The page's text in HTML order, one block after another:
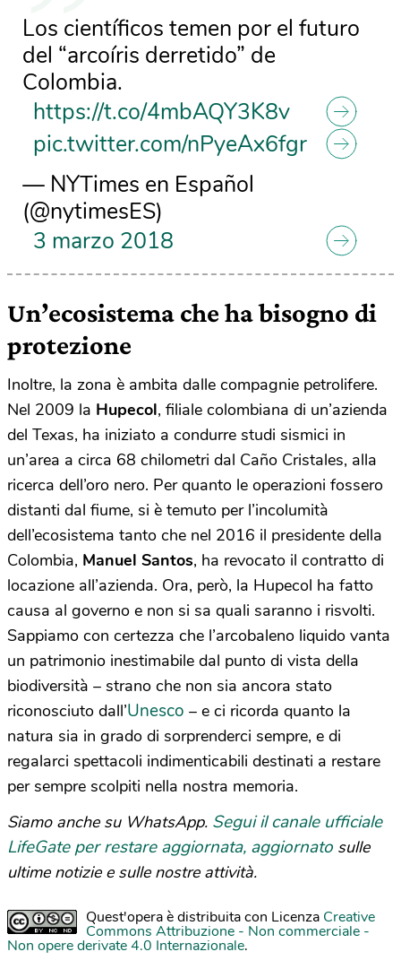
Los científicos temen por el futuro
del “arcoíris derretido” de
Colombia.
https://t.co/4mbAQY3K8v
pic.twitter.com/nPyeAx6fgr
— NYTimes en Español
(@nytimesES)
3 marzo 2018
Un’ecosistema che ha bisogno di
protezione
Inoltre, la zona è ambita dalle compagnie petrolifere.
Nel 2009 la Hupecol, filiale colombiana di un’azienda
del Texas, ha iniziato a condurre studi sismici in
un’area a circa 68 chilometri dal Caño Cristales, alla
ricerca dell’oro nero. Per quanto le operazioni fossero
distanti dal fiume, si è temuto per l’incolumità
dell’ecosistema tanto che nel 2016 il presidente della
Colombia, Manuel Santos, ha revocato il contratto di
locazione all’azienda. Ora, però, la Hupecol ha fatto
causa al governo e non si sa quali saranno i risvolti.
Sappiamo con certezza che l’arcobaleno liquido vanta
un patrimonio inestimabile dal punto di vista della
biodiversità – strano che non sia ancora stato
riconosciuto dall’Unesco – e ci ricorda quanto la
natura sia in grado di sorprenderci sempre, e di
regalarci spettacoli indimenticabili destinati a restare
per sempre scolpiti nella nostra memoria.
Siamo anche su WhatsApp. Segui il canale ufficiale
LifeGate per restare aggiornata, aggiornato sulle
ultime notizie e sulle nostre attività.
Quest'opera è distribuita con Licenza Creative
Commons Attribuzione - Non commerciale -
Non opere derivate 4.0 Internazionale.